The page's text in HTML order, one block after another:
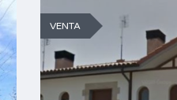
VENTA